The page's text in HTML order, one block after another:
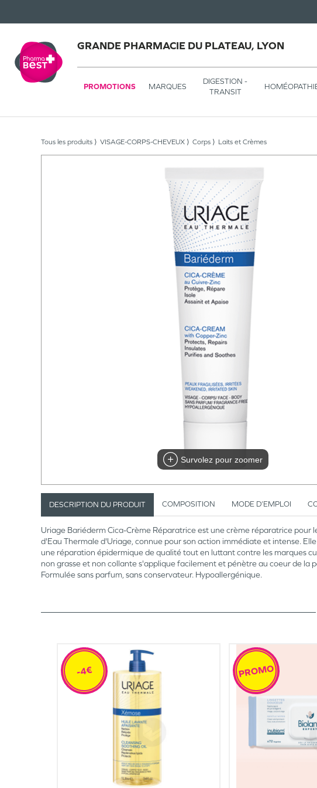
GRANDE PHARMACIE DU PLATEAU, LYON
PROMOTIONS MARQUES
DIGESTION -
TRANSIT
Tous les produits VISAGE-CORPS-CHEVEUX Corps Laits et Crèmes
Survolez pour zoomer
DESCRIPTION DU PRODUIT COMPOSITION MODE D’EMPLOI
Uriage Bariéderm Cica-Crème Réparatrice est une crème réparatrice
d'Eau Thermale d'Uriage, connue pour son action immédiate et intense.
une réparation épidermique de qualité tout en luttant contre les marques
non grasse et non collante s'applique facilement et pénètre au coeur de
Formulée sans parfum, sans conservateur. Hypoallergénique.
-4€ PROMO